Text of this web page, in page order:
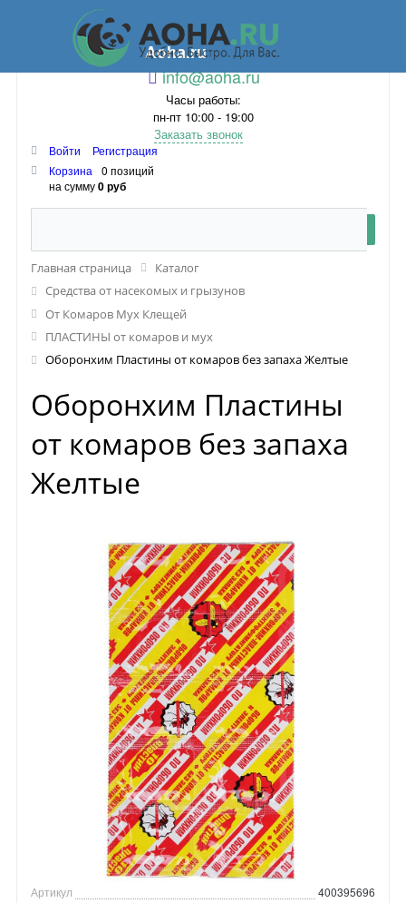
Aoha.ru
info@aoha.ru
Часы работы:
пн-пт 10:00 - 19:00
Заказать звонок
Войти
Регистрация
Корзина
0 позиций
на сумму0 руб
Главная страница
Каталог
Средства от насекомых и грызунов
От Комаров Мух Клещей
ПЛАСТИНЫ от комаров и мух
Оборонхим Пластины от комаров без запаха Желтые
Оборонхим Пластины
от комаров без запаха
Желтые
Артикул
400395696